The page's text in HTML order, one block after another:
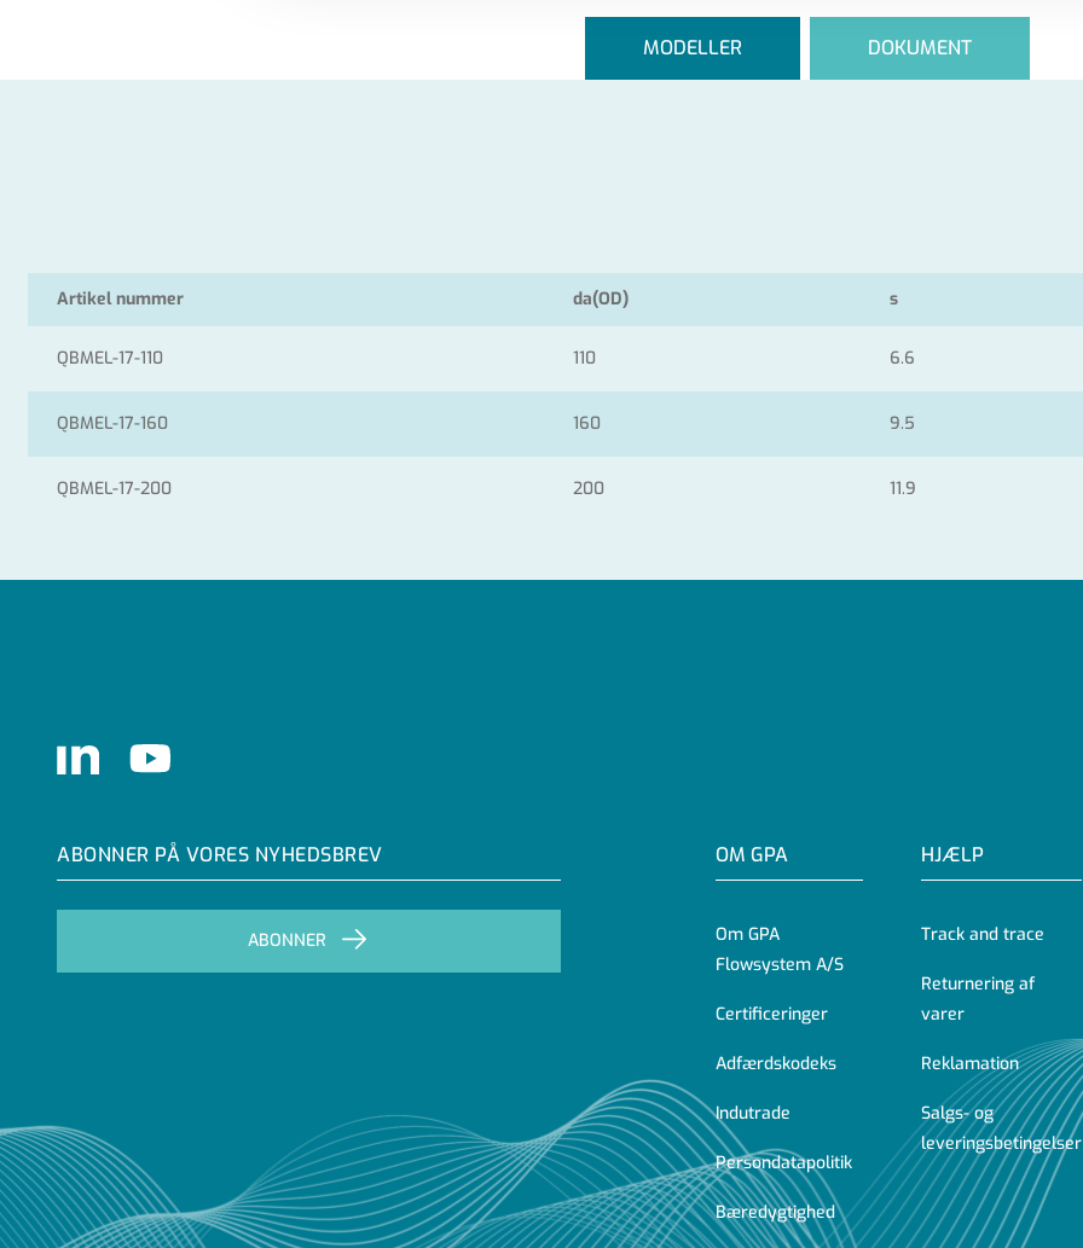
MODELLER DOKUMENT
Artikel nummer da(OD) s
QBMEL-17-110 110 6.6
QBMEL-17-160 160 9.5
QBMEL-17-200 200 11.9
LinkedIn Youtube
ABONNER PÅ VORES NYHEDSBREV
ABONNER
OM GPA
Om GPA
Flowsystem A/S
Certificeringer
Adfærdskodeks
Indutrade
Persondatapolitik
Bæredygtighed
HJÆLP
Track and trace
Returnering af
varer
Reklamation
Salgs- og
leveringsbetingelser